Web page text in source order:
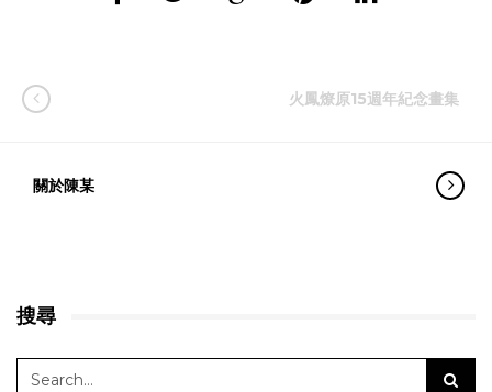
火鳳燎原15週年紀念畫集
關於陳某
搜尋